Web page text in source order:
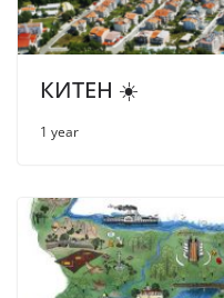
КИТЕН ☀️
1 year